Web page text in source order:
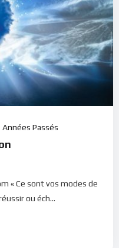
Années Passés
« Ce sont vos modes de
ou éch...